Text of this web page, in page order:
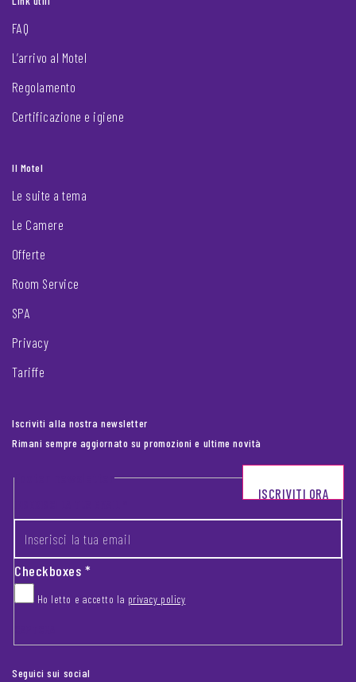
FAQ
L’arrivo al Motel
Regolamento
Certificazione e igiene
Il Motel
Le suite a tema
Le Camere
Offerte
Room Service
SPA
Privacy
Tariffe
Iscriviti alla nostra newsletter
Rimani sempre aggiornato su promozioni e ultime novità
Footer newsletter
Checkboxes*
Ho letto e accetto la privacy policy
ISCRIVITI ORA
Seguici sui social